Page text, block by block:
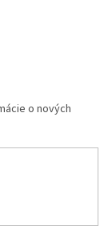
o nových